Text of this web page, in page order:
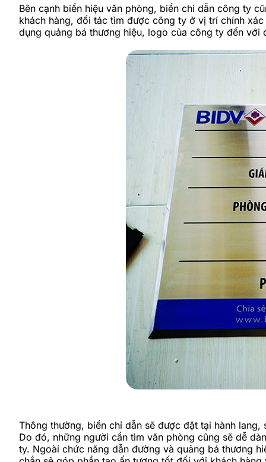
Bên cạnh biển hiệu văn phòng, biển chỉ dẫn công ty
khách hàng, đối tác tìm được công ty ở vị trí chính
dụng quảng bá thương hiệu, logo của công ty đến với
Thông thường, biển chỉ dẫn sẽ được đặt tại hành
Do đó, những người cần tìm văn phòng cũng sẽ dễ
ty. Ngoài chức năng dẫn đường và quảng bá thương